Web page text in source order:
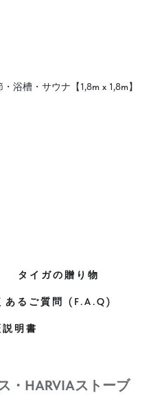
浴槽・サウナ【1,8m х 1,8m】
タイガの贈り物
あるご質問 (F.A.Q)
明書
・HARVIAストーブ